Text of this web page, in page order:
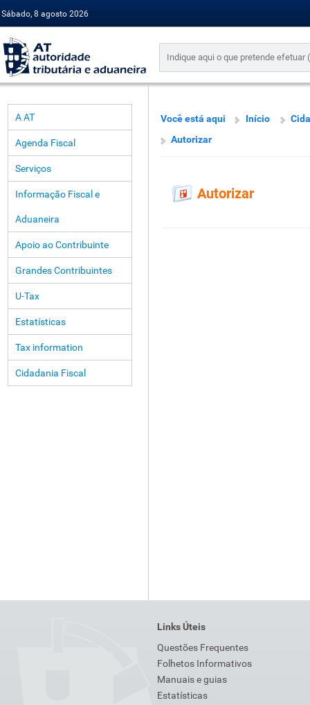
Sábado, 8 agosto 2026
A AT
Agenda Fiscal
Serviços
Informação Fiscal e
Aduaneira
Apoio ao Contribuinte
Grandes Contribuintes
U-Tax
Estatísticas
Tax information
Cidadania Fiscal
Você está aqui Início
Autorizar
Autorizar
Links Úteis
Questões Frequentes
Folhetos Informativos
Manuais e guias
Estatísticas